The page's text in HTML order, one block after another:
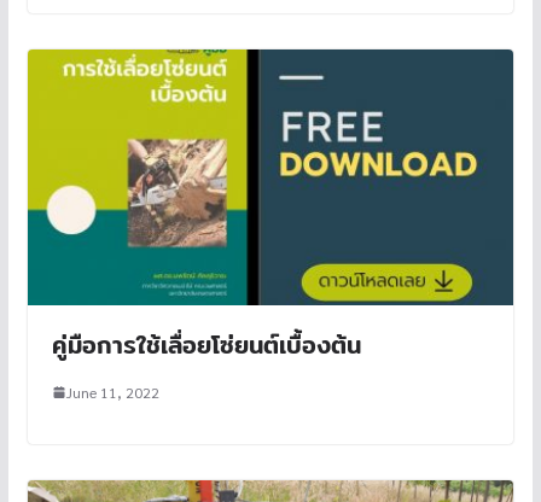
คู่มือการใช้เลื่อยโซ่ยนต์เบื้องต้น
June 11, 2022